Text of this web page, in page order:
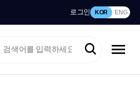
로그인 KOR ENG